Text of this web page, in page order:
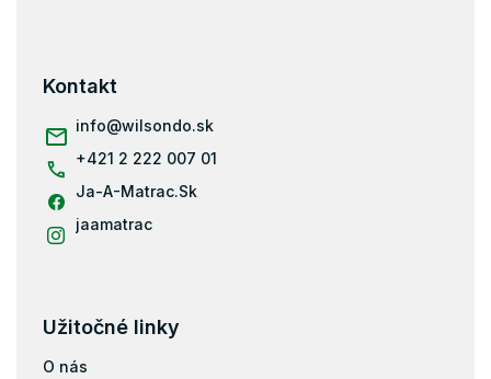
Kontakt
info@wilsondo.sk
+421 2 222 007 01
Ja-A-Matrac.Sk
jaamatrac
Užitočné linky
O nás